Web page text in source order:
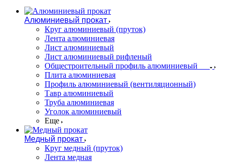
Алюминиевый прокат
Круг алюминиевый (пруток)
Лента алюминиевая
Лист алюминиевый
Лист алюминиевый рифленый
Общестроительный профиль алюминиевый
Плита алюминиевая
Профиль алюминиевый (вентиляционный)
Тавр алюминиевый
Труба алюминиевая
Уголок алюминиевый
Еще
Медный прокат
Круг медный (пруток)
Лента медная